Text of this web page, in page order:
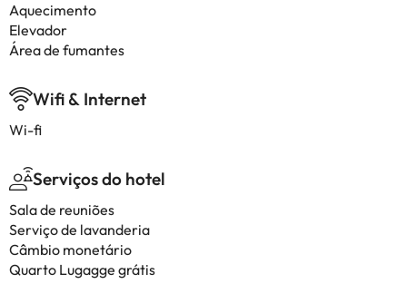
Aquecimento
Elevador
Área de fumantes
Wifi & Internet
Wi-fi
Serviços do hotel
Sala de reuniões
Serviço de lavanderia
Câmbio monetário
Quarto Lugagge grátis